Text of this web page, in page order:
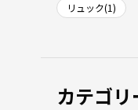
リュック(1)
カテゴ